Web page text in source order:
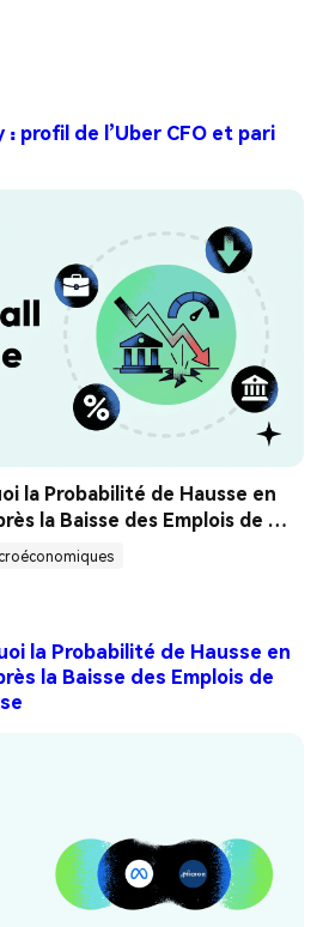
profil de l’Uber CFO et pari
la Probabilité de Hausse en
la Baisse des Emplois de
la Probabilité de Hausse en
la Baisse des Emplois de